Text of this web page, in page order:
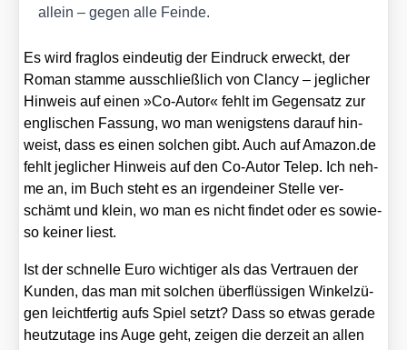
allein – gegen alle Fein­de.
Es wird frag­los ein­deu­tig der Ein­druck erweckt, der
Roman stam­me aus­schließ­lich von Clan­cy – jeg­li­cher
Hin­weis auf einen »Co-Autor« fehlt im Gegen­satz zur
eng­li­schen Fas­sung, wo man wenigs­tens dar­auf hin­
weist, dass es einen sol­chen gibt. Auch auf Ama​zon​.de
fehlt jeg­li­cher Hin­weis auf den Co-Autor Telep. Ich neh­
me an, im Buch steht es an irgend­ei­ner Stel­le ver­
schämt und klein, wo man es nicht fin­det oder es sowie­
so kei­ner liest.
Ist der schnel­le Euro wich­ti­ger als das Ver­trau­en der
Kun­den, das man mit sol­chen über­flüs­si­gen Win­kel­zü­
gen leicht­fer­tig aufs Spiel setzt? Dass so etwas gera­de
heut­zu­ta­ge ins Auge geht, zei­gen die der­zeit an allen